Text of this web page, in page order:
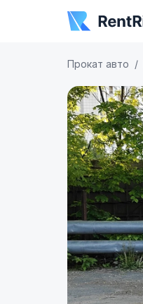
Прокат авто